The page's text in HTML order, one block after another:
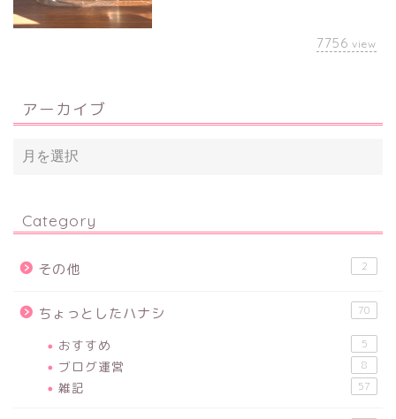
7756 view
アーカイブ
Category
その他 2
ちょっとしたハナシ 70
おすすめ 5
ブログ運営 8
雑記 57